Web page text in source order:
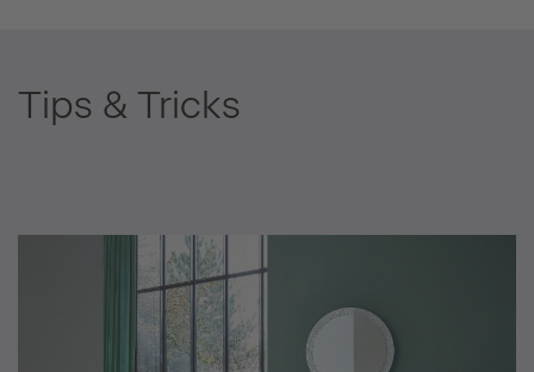
Tips & Tricks